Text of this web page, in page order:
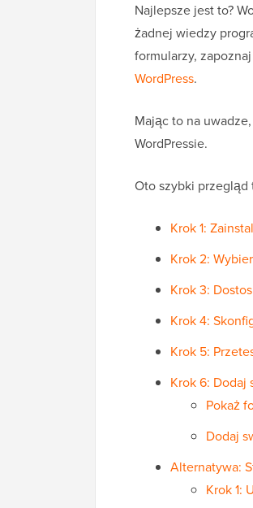
Najlepsze jest to?
żadnej wiedzy
formularzy,
WordPress.
Mając to na
WordPressie.
Oto szybki
Krok 1:
Krok 2:
Krok 3:
Krok 4:
Krok 5:
Krok 6: Dodaj
Pokaż
Dodaj
Alternatywa:
Krok 1: